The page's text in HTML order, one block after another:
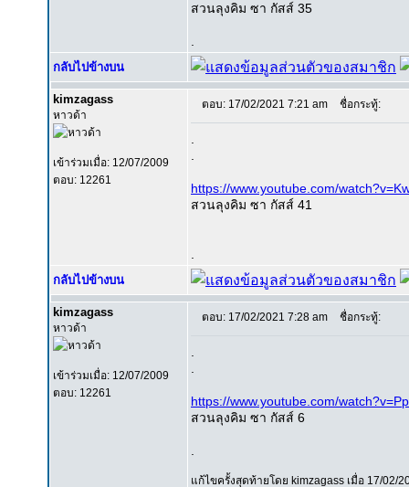
สวนลุงคิม ซา กัสส์ 35
กลับไปข้างบน
kimzagass
หาวด้า
เข้าร่วมเมื่อ: 12/07/2009
ตอบ: 12261
ตอบ: 17/02/2021 7:21 am ชื่อกระทู้:
https://www.youtube.com/
สวนลุงคิม ซา กัสส์ 41
กลับไปข้างบน
kimzagass
หาวด้า
เข้าร่วมเมื่อ: 12/07/2009
ตอบ: 12261
ตอบ: 17/02/2021 7:28 am ชื่อกระทู้:
https://www.youtube.com/
สวนลุงคิม ซา กัสส์ 6
แก้ไขครั้งสุดท้ายโดย kimzagass เมื่อ 17/02/